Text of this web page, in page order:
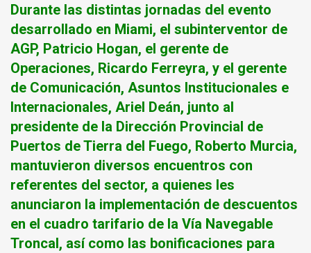
Durante las distintas jornadas del evento
desarrollado en Miami, el subinterventor de
AGP, Patricio Hogan, el gerente de
Operaciones, Ricardo Ferreyra, y el gerente
de Comunicación, Asuntos Institucionales e
Internacionales, Ariel Deán, junto al
presidente de la Dirección Provincial de
Puertos de Tierra del Fuego, Roberto Murcia,
mantuvieron diversos encuentros con
referentes del sector, a quienes les
anunciaron la implementación de descuentos
en el cuadro tarifario de la Vía Navegable
Troncal, así como las bonificaciones para